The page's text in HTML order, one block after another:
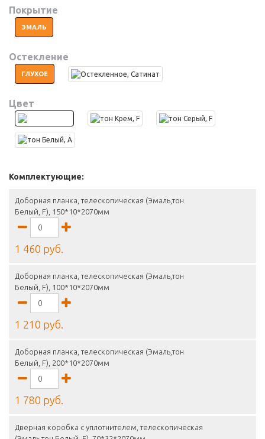
Покрытие
ЭМАЛЬ
Остекление
ГЛУХОЕ
Цвет
Комплектующие:
Доборная планка, телескопическая (Эмаль,тон
Белый, F), 150*10*2070мм
1 460 руб.
Доборная планка, телескопическая (Эмаль,тон
Белый, F), 100*10*2070мм
1 210 руб.
Доборная планка, телескопическая (Эмаль,тон
Белый, F), 200*10*2070мм
1 780 руб.
Дверная коробка с уплотнителем, телескопическая